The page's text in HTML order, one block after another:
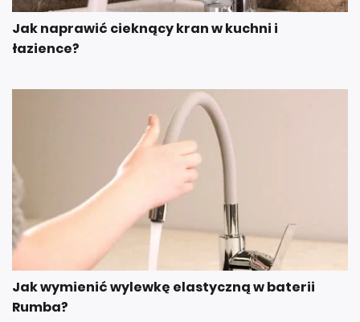
Jak naprawić cieknący kran w kuchni i
łazience?
Jak wymienić wylewkę elastyczną w baterii
Rumba?